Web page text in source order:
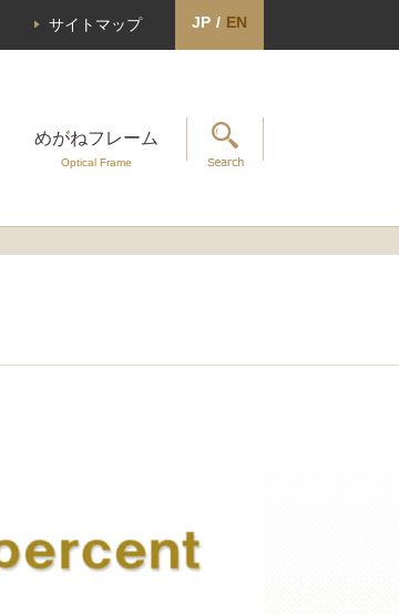
サイトマップ JP / EN
めがねフレーム
Optical Frame